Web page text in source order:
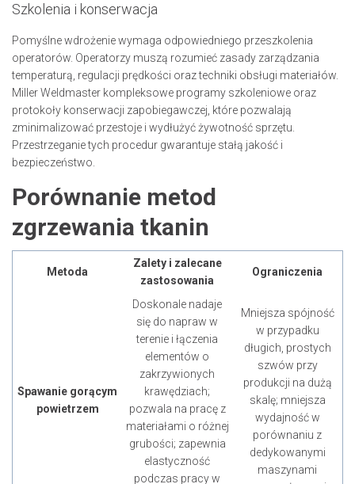
Szkolenia i konserwacja
Pomyślne wdrożenie wymaga odpowiedniego przeszkolenia
operatorów. Operatorzy muszą rozumieć zasady zarządzania
temperaturą, regulacji prędkości oraz techniki obsługi materiałów.
Miller Weldmaster kompleksowe programy szkoleniowe oraz
protokoły konserwacji zapobiegawczej, które pozwalają
zminimalizować przestoje i wydłużyć żywotność sprzętu.
Przestrzeganie tych procedur gwarantuje stałą jakość i
bezpieczeństwo.
Porównanie metod
zgrzewania tkanin
Metoda
Zalety i zalecane
zastosowania
Ograniczenia
Spawanie gorącym
powietrzem
Doskonale nadaje
się do napraw w
terenie i łączenia
elementów o
zakrzywionych
krawędziach;
pozwala na pracę z
materiałami o różnej
grubości; zapewnia
elastyczność
podczas pracy w
Mniejsza spójność
w przypadku
długich, prostych
szwów przy
produkcji na dużą
skalę; mniejsza
wydajność w
porównaniu z
dedykowanymi
maszynami